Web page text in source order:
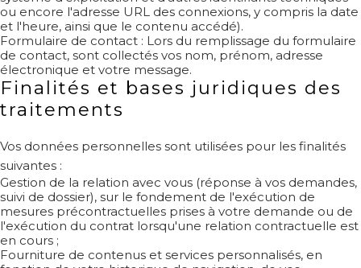
ou encore l'adresse URL des connexions, y compris la date
et l'heure, ainsi que le contenu accédé).
Formulaire de contact : Lors du remplissage du formulaire
de contact, sont collectés vos nom, prénom, adresse
électronique et votre message.
Finalités et bases juridiques des
traitements
Vos données personnelles sont utilisées pour les finalités
suivantes :
Gestion de la relation avec vous (réponse à vos demandes,
suivi de dossier), sur le fondement de l'exécution de
mesures précontractuelles prises à votre demande ou de
l'exécution du contrat lorsqu'une relation contractuelle est
en cours ;
Fourniture de contenus et services personnalisés, en